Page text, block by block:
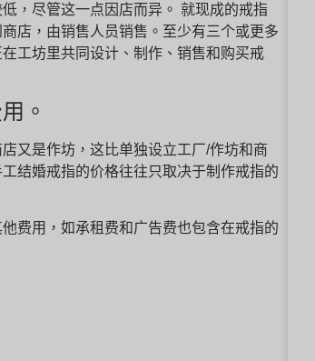
，尽管这一点因店而异。 就现成的戒指
店，由销售人员销售。至少有三个或更多
工坊里共同设计、制作、销售和购买戒
。
又是作坊，这比单独设立工厂/作坊和商
结婚戒指的价格往往只取决于制作戒指的
费用，如承租费和广告费也包含在戒指的